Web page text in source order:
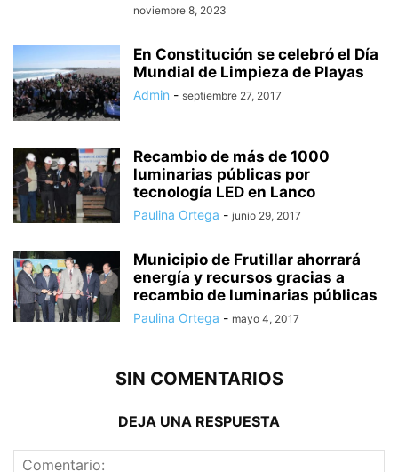
noviembre 8, 2023
En Constitución se celebró el Día
Mundial de Limpieza de Playas
Admin - septiembre 27, 2017
Recambio de más de 1000
luminarias públicas por
tecnología LED en Lanco
Paulina Ortega - junio 29, 2017
Municipio de Frutillar ahorrará
energía y recursos gracias a
recambio de luminarias públicas
Paulina Ortega - mayo 4, 2017
SIN COMENTARIOS
DEJA UNA RESPUESTA